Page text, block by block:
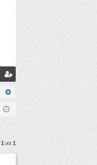
С
ег
ис
Поиск
1 из 1